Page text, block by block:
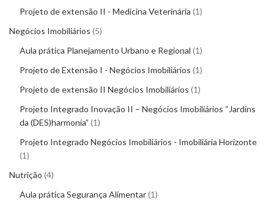
Projeto de extensão II - Medicina Veterinária 1
Negócios Imobiliários 5
Aula prática Planejamento Urbano e Regional 1
Projeto de Extensão I - Negócios Imobiliários 1
Projeto de extensão II Negócios Imobiliários 1
Projeto Integrado Inovação II – Negócios Imobiliários “Jardins
da (DES)harmonia” 1
Projeto Integrado Negócios Imobiliários - Imobiliária Horizonte
1
Nutrição 4
Aula prática Segurança Alimentar 1